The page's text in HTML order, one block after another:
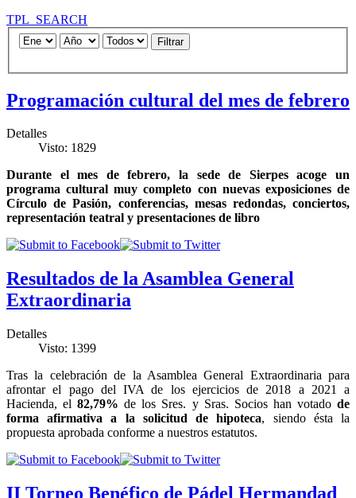
TPL_SEARCH
Filtrar
Programación cultural del mes de febrero
Detalles
Visto: 1829
Durante el mes de febrero, la sede de Sierpes acoge un
programa cultural muy completo con nuevas exposiciones de
Círculo de Pasión, conferencias, mesas redondas, conciertos,
representación teatral y presentaciones de libro
Resultados de la Asamblea General
Extraordinaria
Detalles
Visto: 1399
Tras la celebración de la Asamblea General Extraordinaria para
afrontar el pago del IVA de los ejercicios de 2018 a 2021 a
Hacienda, el82,79% de los Sres. y Sras. Socios han votadode
forma afirmativa a la solicitud de hipoteca, siendo ésta la
propuesta aprobada conforme a nuestros estatutos.
II Torneo Benéfico de Pádel Hermandad